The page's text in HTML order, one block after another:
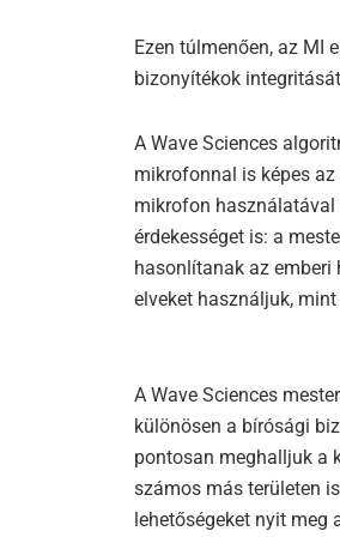
Ezen túlmenően, az MI
bizonyítékok
A Wave Sciences
mikrofonnal is képes
mikrofon használatával
érdekességet is: a
hasonlítanak az
elveket használjuk,
A Wave Sciences
különösen a bírósági
pontosan meghalljuk a
számos más területen
lehetőségeket nyit meg